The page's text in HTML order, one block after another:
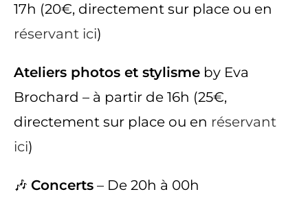
17h (20€, directement sur place ou en
réservant ici)
Ateliers photos et stylisme by Eva
Brochard – à partir de 16h (25€,
directement sur place ou en réservant
ici)
🎶 Concerts – De 20h à 00h